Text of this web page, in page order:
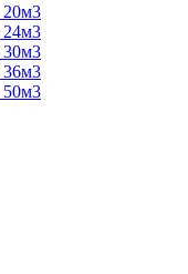
20м3
24м3
30м3
36м3
50м3